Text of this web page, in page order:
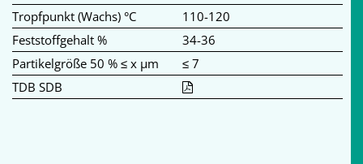
Tropfpunkt (Wachs) °C
110-120
Feststoffgehalt %
34-36
Partikelgröße 50 % ≤ x µm
≤ 7
TDB SDB